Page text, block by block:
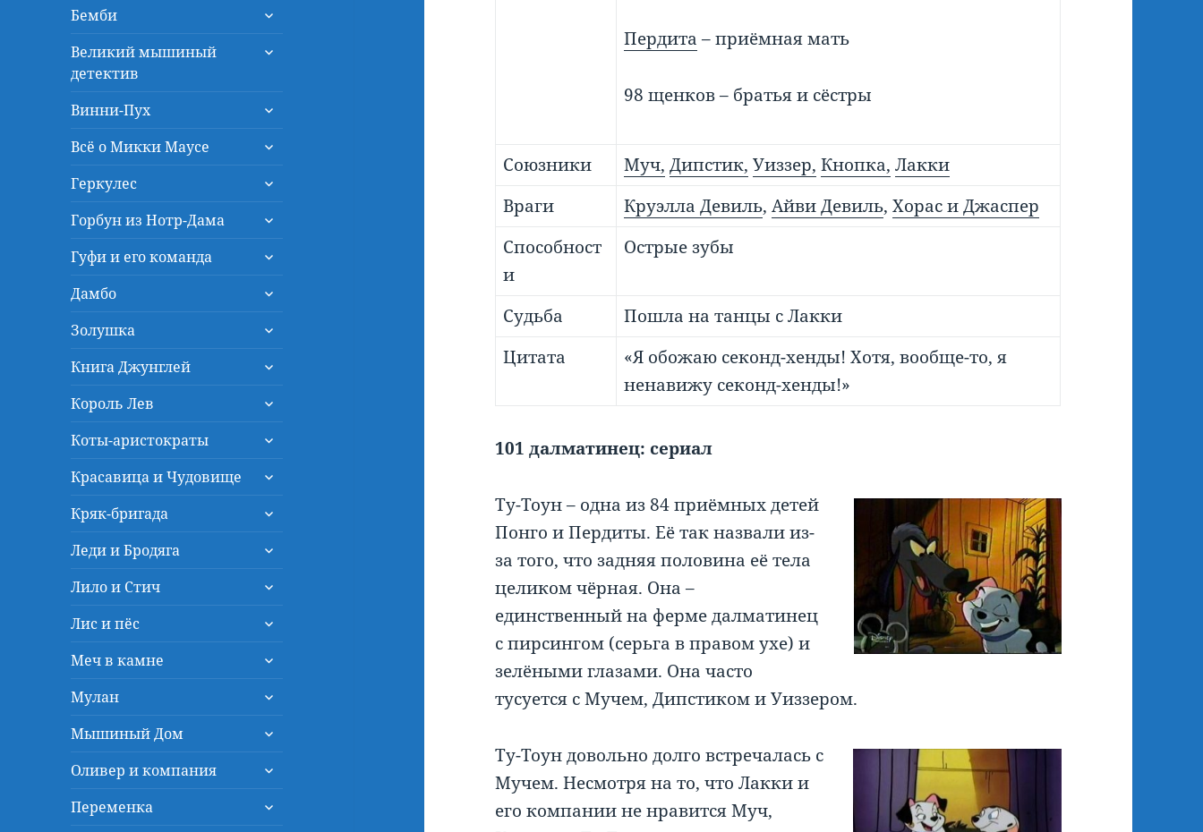
меню
Бемби
раскрыть
меню
Великий мышиный
детектив
раскрыть
Винни-Пух
раскрыть
меню
Всё о Микки Маусе
раскрыть
меню
Геркулес
раскрыть
меню
Горбун из Нотр-Дама
раскрыть
меню
Гуфи и его команда
раскрыть
меню
Дамбо
раскрыть
меню
Золушка
раскрыть
меню
Книга Джунглей
раскрыть
меню
Король Лев
раскрыть
меню
Коты-аристократы
раскрыть
меню
Красавица и Чудовище
раскрыть
меню
Кряк-бригада
раскрыть
меню
Леди и Бродяга
раскрыть
меню
Лило и Стич
раскрыть
меню
Лис и пёс
раскрыть
меню
Меч в камне
раскрыть
меню
Мулан
раскрыть
меню
Мышиный Дом
раскрыть
меню
Оливер и компания
раскрыть
меню
Переменка
раскрыть
Пердита – приёмная мать
98 щенков – братья и сёстры
Союзники Муч, Дипстик, Уиззер, Кнопка, Лакки
Враги
Круэлла Девиль, Айви Девиль, Хорас и Джаспер
Способност
и
Острые зубы
Судьба
Пошла на танцы с Лакки
Цитата
«Я обожаю секонд-хенды! Хотя, вообще-то, я
ненавижу секонд-хенды!»
101 далматинец: сериал
Ту-Тоун – одна из 84 приёмных детей
Понго и Пердиты. Её так назвали из-
за того, что задняя половина её тела
целиком чёрная. Она –
единственный на ферме далматинец
с пирсингом (серьга в правом ухе) и
зелёными глазами. Она часто
тусуется с Мучем, Дипстиком и Уиззером.
Ту-Тоун довольно долго встречалась с
Мучем. Несмотря на то, что Лакки и
его компании не нравится Муч,